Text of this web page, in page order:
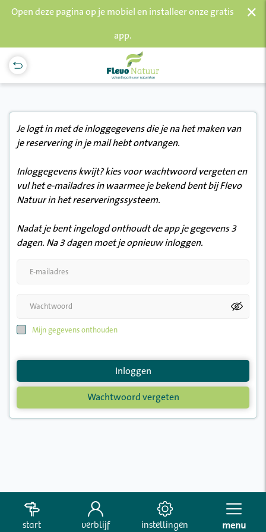
Open deze pagina op je mobiel en installeer onze gratis
app.
×
Je logt in met de inloggegevens die je na het maken van
je reservering in je mail hebt ontvangen.
Inloggegevens kwijt? kies voor wachtwoord vergeten en
vul het e-mailadres in waarmee je bekend bent bij Flevo
Natuur in het reserveringssysteem.
Nadat je bent ingelogd onthoudt de app je gegevens 3
dagen. Na 3 dagen moet je opnieuw inloggen.
Mijn gegevens onthouden
Wachtwoord vergeten
Inloggen
start verblijf instellingen menu